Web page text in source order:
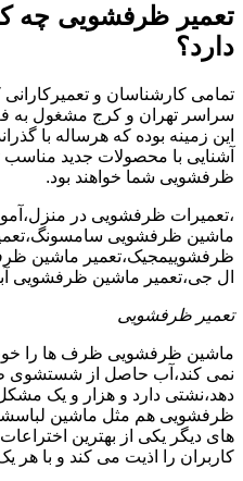
تعمیر ظرفشویی چه
دارد؟
تمامی کارشناسان و
سراسر تهران و کرج مشغول به
این زمینه بوده که هرساله با
آشنایی با محصولات جدید مناسب
ظرفشویی شما خواهند بود.
،تعمیرات ظرفشویی در
ماشین ظرفشویی
ظرفشوییمجیک،تعمیر ماشین
ال جی،تعمیر ماشین ظرفشویی
تعمیر ظرفشویی
ماشین ظرفشویی ظرف ها را
نمی کند،آب حاصل از شستشوی
دهد،نشتی دارد و هزار و یک
ظرفشویی هم مثل ماشین
های دیگر یکی از بهترین
کاربران را اذیت می کند و با